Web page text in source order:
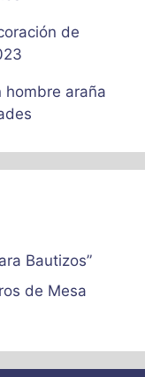
de
hombre araña
Bautizos”
de Mesa